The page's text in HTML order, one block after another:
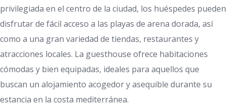
privilegiada en el centro de la ciudad, los huéspedes pueden
disfrutar de fácil acceso a las playas de arena dorada, así
como a una gran variedad de tiendas, restaurantes y
atracciones locales. La guesthouse ofrece habitaciones
cómodas y bien equipadas, ideales para aquellos que
buscan un alojamiento acogedor y asequible durante su
estancia en la costa mediterránea.